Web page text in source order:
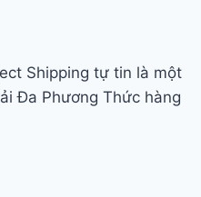
Shipping tự tin là một
Đa Phương Thức hàng